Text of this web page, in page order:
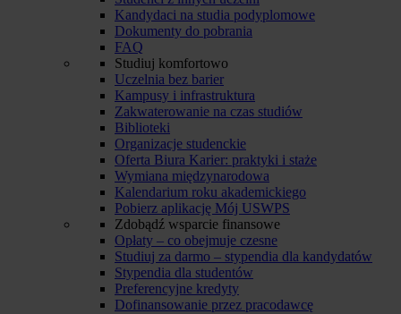
Kandydaci na studia podyplomowe
Dokumenty do pobrania
FAQ
Studiuj komfortowo
Uczelnia bez barier
Kampusy i infrastruktura
Zakwaterowanie na czas studiów
Biblioteki
Organizacje studenckie
Oferta Biura Karier: praktyki i staże
Wymiana międzynarodowa
Kalendarium roku akademickiego
Pobierz aplikację Mój USWPS
Zdobądź wsparcie finansowe
Opłaty – co obejmuje czesne
Studiuj za darmo – stypendia dla kandydatów
Stypendia dla studentów
Preferencyjne kredyty
Dofinansowanie przez pracodawcę